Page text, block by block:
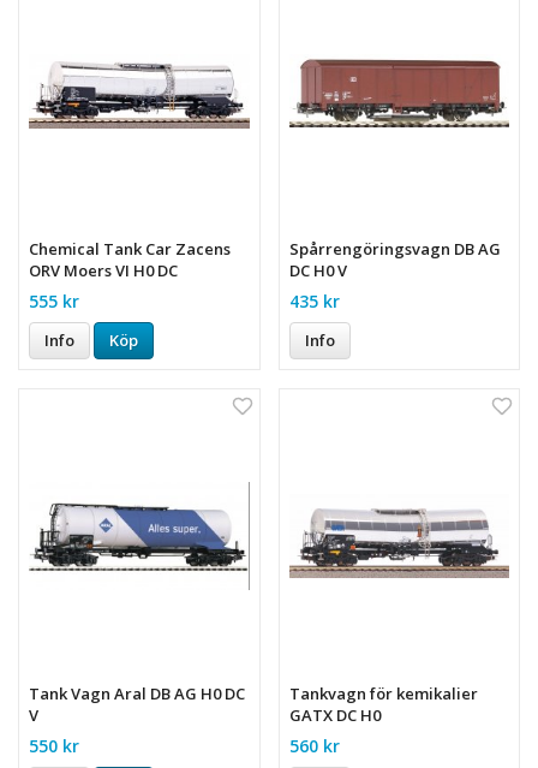
Chemical Tank Car Zacens
ORV Moers VI H0 DC
555 kr
Info Köp
Spårrengöringsvagn DB AG
DC H0 V
435 kr
Info
Tank Vagn Aral DB AG H0 DC
V
550 kr
Tankvagn för kemikalier
GATX DC H0
560 kr